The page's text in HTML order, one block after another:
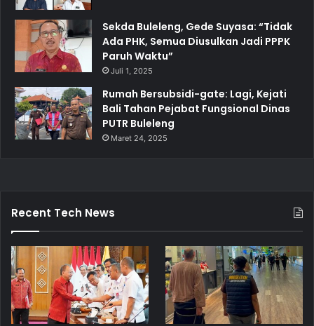
Sekda Buleleng, Gede Suyasa: “Tidak
Ada PHK, Semua Diusulkan Jadi PPPK
Paruh Waktu”
Juli 1, 2025
Rumah Bersubsidi-gate: Lagi, Kejati
Bali Tahan Pejabat Fungsional Dinas
PUTR Buleleng
Maret 24, 2025
Recent Tech News